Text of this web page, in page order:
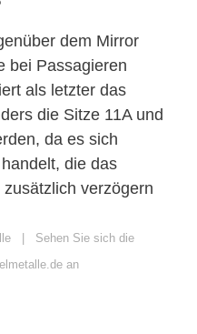
dem Mirror
bei Passagieren
als letzter das
die Sitze 11A und
da es sich
die das
verzögern
| Sehen Sie sich die
an